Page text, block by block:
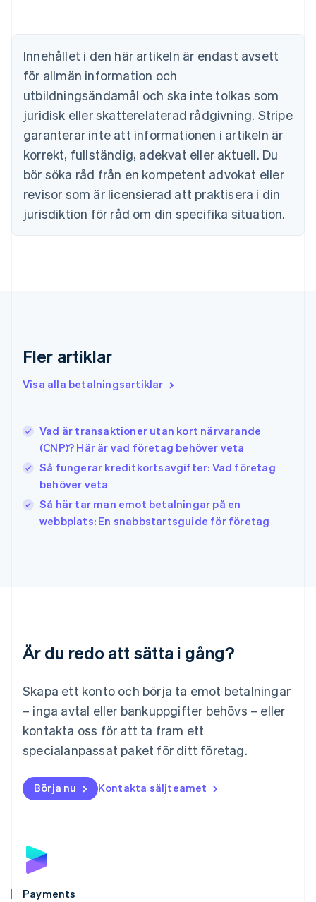
Innehållet i den här artikeln är endast avsett
för allmän information och
utbildningsändamål och ska inte tolkas som
juridisk eller skatterelaterad rådgivning. Stripe
garanterar inte att informationen i artikeln är
korrekt, fullständig, adekvat eller aktuell. Du
bör söka råd från en kompetent advokat eller
revisor som är licensierad att praktisera i din
jurisdiktion för råd om din specifika situation.
Fler artiklar
Visa alla betalningsartiklar
Vad är transaktioner utan kort närvarande
(CNP)? Här är vad företag behöver veta
Så fungerar kreditkortsavgifter: Vad företag
behöver veta
Så här tar man emot betalningar på en
webbplats: En snabbstartsguide för företag
Är du redo att sätta i gång?
Skapa ett konto och börja ta emot betalningar
– inga avtal eller bankuppgifter behövs – eller
kontakta oss för att ta fram ett
specialanpassat paket för ditt företag.
Börja nu Kontakta säljteamet
Payments
PortuguêsEnglish
Bulgarien
English
Cypern
English
Danmark
English
Estland
Fastlandskina
简体中文English
Finland
English Svenska
Frankrike
简体中文
Indien
Irland
Italiano English
Japan
日本語
Kanada
English Français
Kroatien
EnglishItaliano
Malaysia
English
Mexiko
Nederländerna
NederlandsEnglish
English
Nya Zeeland
Portugal
Português
English